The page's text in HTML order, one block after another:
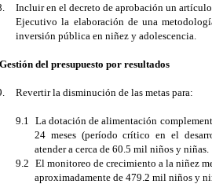
Incluir en el decreto de aprobación un
Ejecutivo la elaboración de una
inversión pública en niñez y adolescencia.
del presupuesto por resultados
Revertir la disminución de las metas para:
9.1
La dotación de alimentación
24 meses (período crítico en el
atender a cerca de 60.5 mil niños y niñas.
9.2 El monitoreo de crecimiento a la niñez
aproximadamente de 479.2 mil niños y